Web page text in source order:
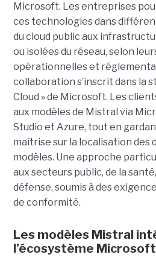
Microsoft. Les entreprises
ces technologies dans
du cloud public aux
ou isolées du réseau, selon
opérationnelles et
collaboration s’inscrit dans la
Cloud » de Microsoft. Les
aux modèles de Mistral via
Studio et Azure, tout en
maîtrise sur la localisation des
modèles. Une approche
aux secteurs public, de la
défense, soumis à des
de conformité.
Les modèles Mistral
l’écosystème Microsoft